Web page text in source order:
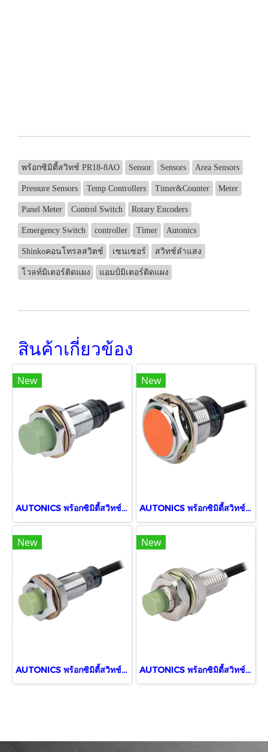
พร้อกซิมิตี้สวิทช์ PR18-8AO Sensor Sensors Area Sensors
Pressure Sensors Temp Controllers Timer&Counter Meter
Panel Meter Control Switch Rotary Encoders
Emergency Switch controller Timer Autonics
Shinkoคอนโทรลสวิตช์ เซนเซอร์ สวิทช์ลำแสง
โวลท์มิเตอร์ติดแผง แอมป์มิเตอร์ติดแผง
สินค้าเกี่ยวข้อง
New
AUTONICS พร้อกซิมิตี้สวิทช์ PR18-8DN
New
AUTONICS พร้อกซิมิตี้สวิทช์ PR30-10AC
New
AUTONICS พร้อกซิมิตี้สวิทช์ PR12-4DN
New
AUTONICS พร้อกซิมิตี้สวิทช์ PR08-2DN